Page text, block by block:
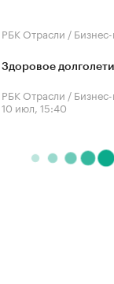
РБК Отрасли /
Здоровое
РБК Отрасли /
10 июл, 15:40